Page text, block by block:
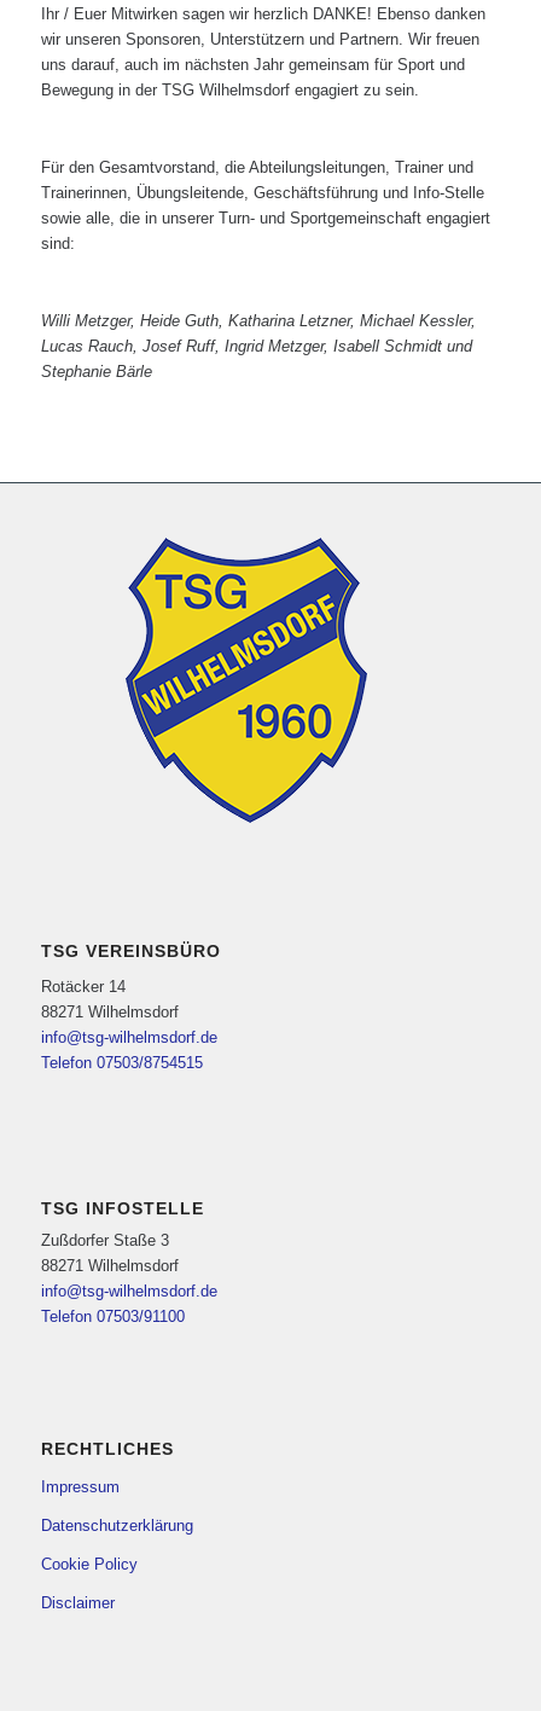
Ihr / Euer Mitwirken sagen wir herzlich DANKE! Ebenso danken
wir unseren Sponsoren, Unterstützern und Partnern. Wir freuen
uns darauf, auch im nächsten Jahr gemeinsam für Sport und
Bewegung in der TSG Wilhelmsdorf engagiert zu sein.
Für den Gesamtvorstand, die Abteilungsleitungen, Trainer und
Trainerinnen, Übungsleitende, Geschäftsführung und Info-Stelle
sowie alle, die in unserer Turn- und Sportgemeinschaft engagiert
sind:
Willi Metzger, Heide Guth, Katharina Letzner, Michael Kessler,
Lucas Rauch, Josef Ruff, Ingrid Metzger, Isabell Schmidt und
Stephanie Bärle
TSG VEREINSBÜRO
Rotäcker 14
88271 Wilhelmsdorf
info@tsg-wilhelmsdorf.de
Telefon 07503/8754515
TSG INFOSTELLE
Zußdorfer Staße 3
88271 Wilhelmsdorf
info@tsg-wilhelmsdorf.de
Telefon 07503/91100
RECHTLICHES
Impressum
Datenschutzerklärung
Cookie Policy
Disclaimer